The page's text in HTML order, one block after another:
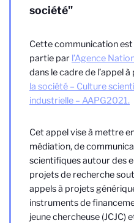
société"
Cette communication
partie par l’Agence
dans le cadre de l’appel
la société – Culture
industrielle – AAPG2021.
Cet appel vise à mettre
médiation, de
scientifiques autour des
projets de recherche
appels à projets
instruments de
jeune chercheuse (JCJC)